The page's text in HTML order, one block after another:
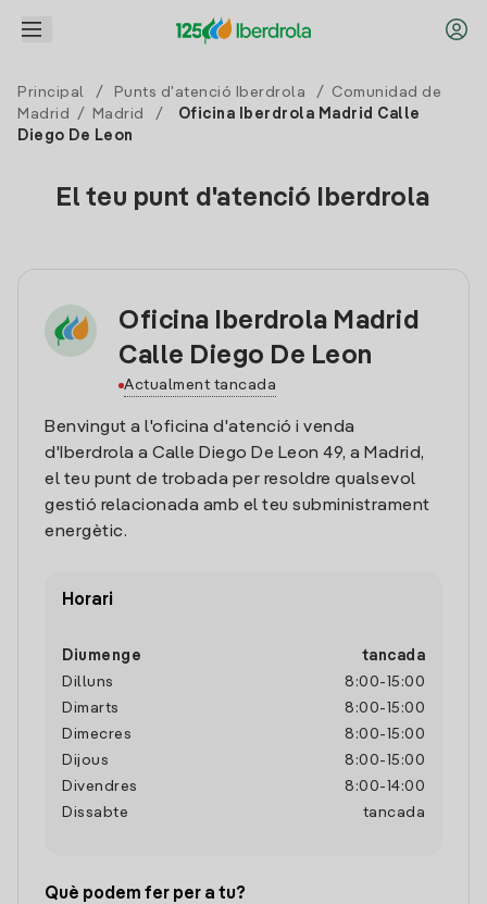
Principal / Punts d'atenció Iberdrola /
Comunidad de
Madrid
/ Madrid /
Oficina Iberdrola Madrid Calle
Diego De Leon
El teu punt d'atenció Iberdrola
Oficina Iberdrola Madrid
Calle Diego De Leon
Actualment tancada
Benvingut a l'oficina d'atenció i venda
d'Iberdrola a Calle Diego De Leon 49, a Madrid,
el teu punt de trobada per resoldre qualsevol
gestió relacionada amb el teu subministrament
energètic.
Horari
Diumenge
tancada
Dilluns
8:00- 15:00
Dimarts
8:00- 15:00
Dimecres
8:00- 15:00
Dijous
8:00- 15:00
Divendres
8:00- 14:00
Dissabte
tancada
Què podem fer per a tu?